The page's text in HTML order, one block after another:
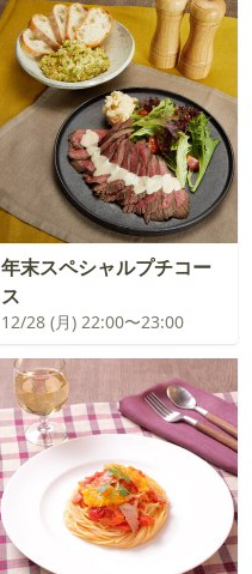
年末スペシャルプチコー
ス
12/28 (月) 22:00〜23:00